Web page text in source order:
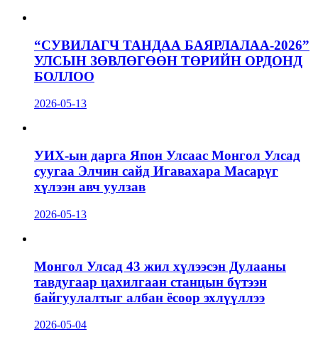
“СУВИЛАГЧ ТАНДАА БАЯРЛАЛАА-2026”
УЛСЫН ЗӨВЛӨГӨӨН ТӨРИЙН ОРДОНД
БОЛЛОО
2026-05-13
УИХ-ын дарга Япон Улсаас Монгол Улсад
суугаа Элчин сайд Игавахара Масарүг
хүлээн авч уулзав
2026-05-13
Монгол Улсад 43 жил хүлээсэн Дулааны
тавдугаар цахилгаан станцын бүтээн
байгуулалтыг албан ёсоор эхлүүллээ
2026-05-04